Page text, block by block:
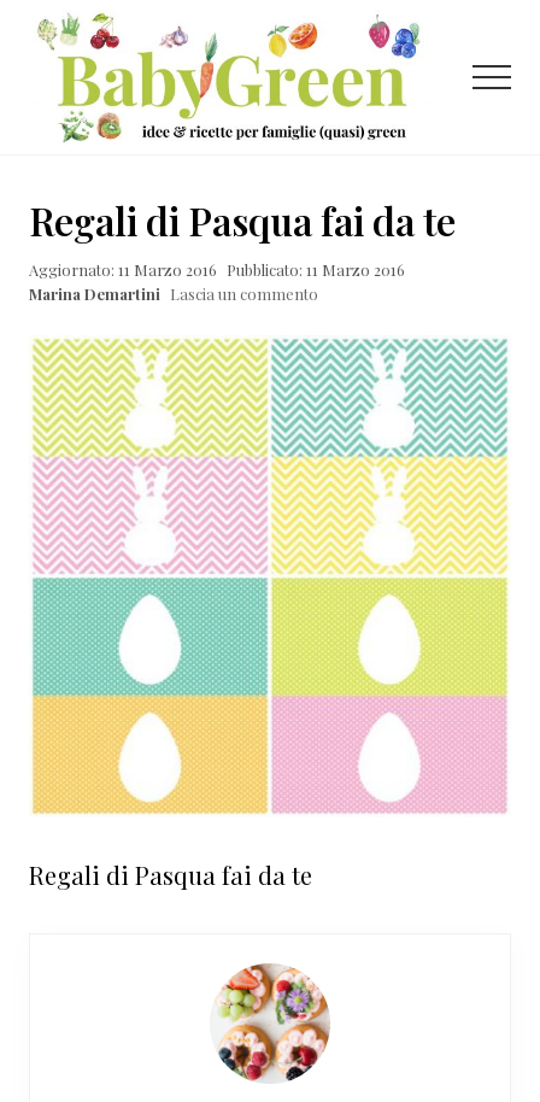
Menu
Passa
contenuto
principale
Passa
laterale
primaria
Passa
ricette
per
(quasi)
green
Menu
Regali di Pasqua fai da te
Aggiornato: 11 Marzo 2016 Pubblicato: 11 Marzo 2016
Marina Demartini Lascia un commento
Regali di Pasqua fai da te